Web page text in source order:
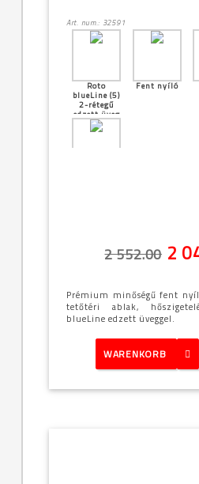
Art. num.: 32591
Roto
blueLine (5)
2-rétegű
edzett üveg
Fent nyíló
2 552.00 2
Prémium minőségű fent
tetőtéri ablak, hőszigeteléssel és 2-rétegű
blueLine edzett üveggel.
WARENKORB